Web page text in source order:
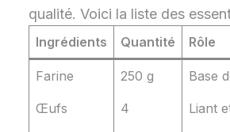
qualité. Voici la liste des
Ingrédients Quantité Rôle
Farine 250 g Base
Œufs 4 Liant